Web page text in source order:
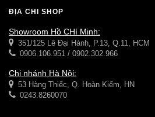
ĐỊA CHỈ SHOP
Showroom Hồ CHí Minh:
351/125 Lê Đại Hành, P.13, Q.11, HCM
0906.106.951 / 0902.302.966
Chi nhánh Hà Nội:
53 Hàng Thiếc, Q. Hoàn Kiếm, HN
0243.8260070